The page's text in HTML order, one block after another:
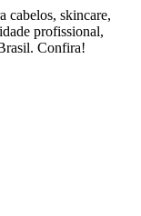
cabelos, skincare,
profissional,
Confira!